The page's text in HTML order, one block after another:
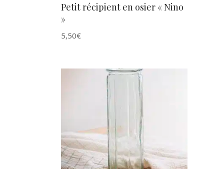
Petit récipient en osier « Nino
»
5,50€
AJOUTER AU PANIER